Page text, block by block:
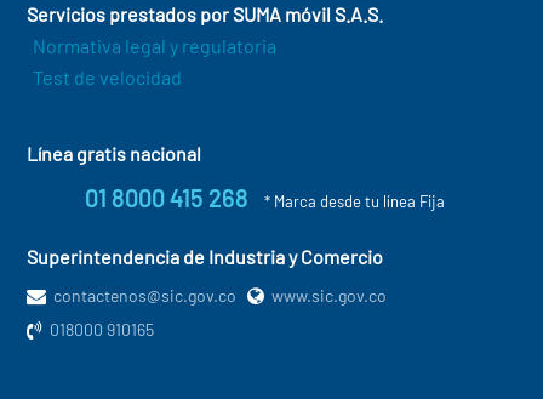
Servicios prestados por SUMA móvil S.A.S.
Normativa legal y regulatoria
Test de velocidad
Línea gratis nacional
01 8000 415 268 * Marca desde tu línea Fija
Superintendencia de Industria y Comercio
contactenos@sic.gov.co
www.sic.gov.co
018000 910165